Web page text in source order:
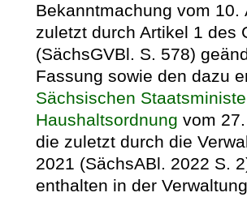
Bekanntmachung vom
zuletzt durch Artikel 1 des
(SächsGVBl. S. 578)
Fassung sowie den dazu
Sächsischen
Haushaltsordnung vom
die zuletzt durch die
2021 (SächsABl. 2022 S.
enthalten in der